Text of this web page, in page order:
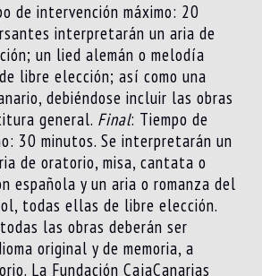
de intervención máximo: 20
interpretarán un aria de
un lied alemán o melodía
libre elección; así como una
debiéndose incluir las obras
general. Final: Tiempo de
30 minutos. Se interpretarán un
de oratorio, misa, cantata o
española y un aria o romanza del
todas ellas de libre elección.
las obras deberán ser
original y de memoria, a
La Fundación CajaCanarias